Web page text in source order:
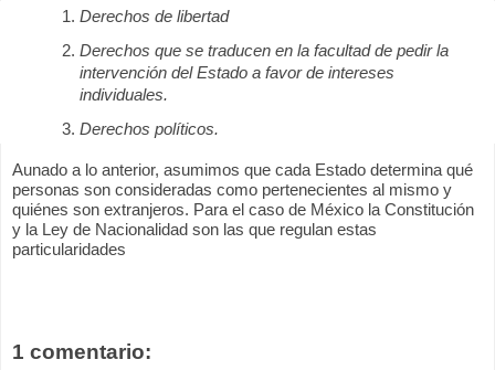
Derechos de libertad
Derechos que se traducen en la facultad de pedir la
intervención del Estado a favor de intereses
individuales.
Derechos políticos.
Aunado a lo anterior, asumimos que cada Estado determina qué
personas son consideradas como pertenecientes al mismo y
quiénes son extranjeros. Para el caso de México la Constitución
y la Ley de Nacionalidad son las que regulan estas
particularidades
1 comentario: